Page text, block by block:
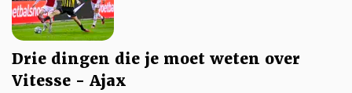
Drie dingen die je moet weten over
Vitesse - Ajax